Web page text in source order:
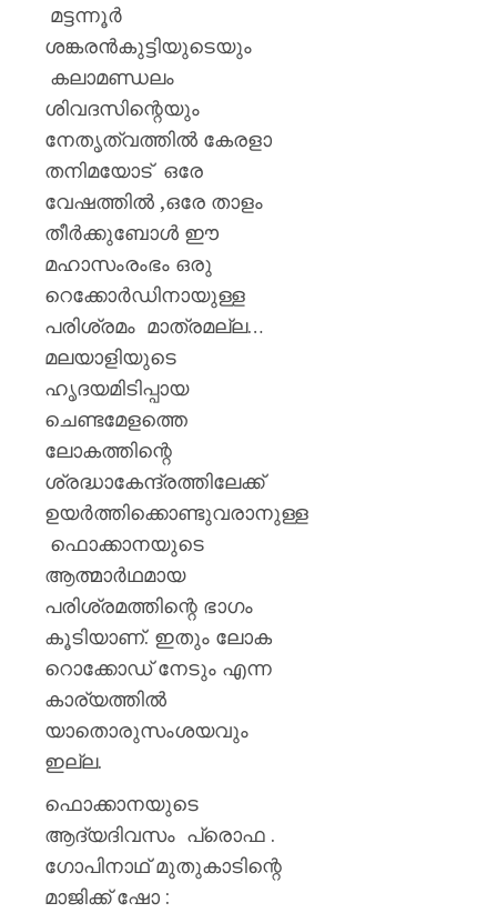
മട്ടന്നൂർ
ശങ്കരൻകുട്ടിയുടെയും
കലാമണ്ഡലം
ശിവദസിന്റെയും
നേതൃത്വത്തിൽ കേരളാ
തനിമയോട് ഒരേ
വേഷത്തിൽ ,ഒരേ താളം
തീർക്കുബോൾ ഈ
മഹാസംരംഭം ഒരു
റെക്കോർഡിനായുള്ള
പരിശ്രമം മാത്രമല്ല…
മലയാളിയുടെ
ഹൃദയമിടിപ്പായ
ചെണ്ടമേളത്തെ
ലോകത്തിന്റെ
ശ്രദ്ധാകേന്ദ്രത്തിലേക്ക്
ഉയർത്തിക്കൊണ്ടുവരാനുള്ള
ഫൊക്കാനയുടെ
ആത്മാർഥമായ
പരിശ്രമത്തിന്റെ ഭാഗം
കൂടിയാണ്. ഇതും ലോക
റൊക്കോഡ് നേടും എന്ന
കാര്യത്തിൽ
യാതൊരുസംശയവും
ഇല്ല.
ഫൊക്കാനയുടെ
ആദ്യദിവസം പ്രൊഫ .
ഗോപിനാഥ് മുതുകാടിന്റെ
മാജിക്ക്‌ ഷോ :